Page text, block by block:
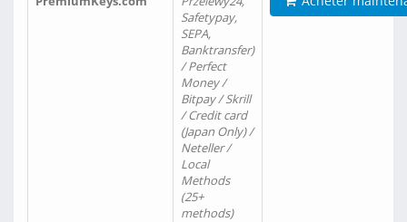
Safetypay,
SEPA,
Banktransfer)
/ Perfect
Money /
Bitpay / Skrill
/ Credit card
(Japan Only) /
Neteller /
Local
Methods
(25+
methods)